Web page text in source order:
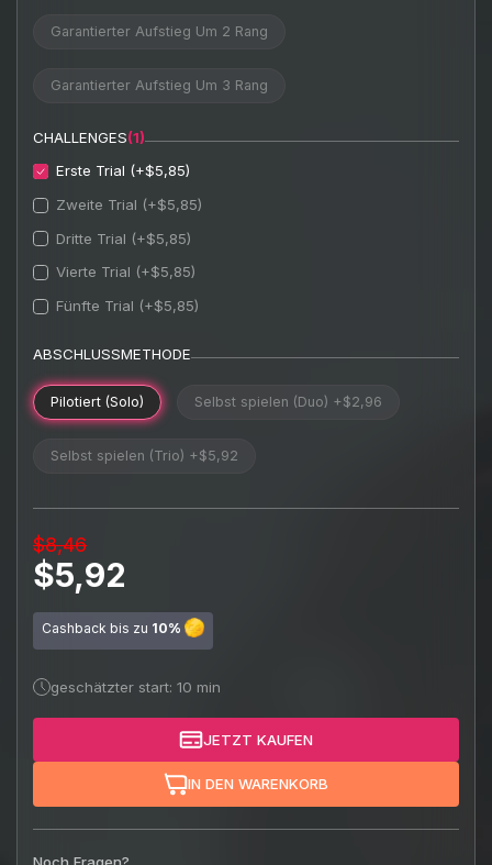
Garantierter Aufstieg Um 2 Rang
Garantierter Aufstieg Um 3 Rang
CHALLENGES(1)
Erste Trial (+$5,85)
Zweite Trial (+$5,85)
Dritte Trial (+$5,85)
Vierte Trial (+$5,85)
Fünfte Trial (+$5,85)
ABSCHLUSSMETHODE
Pilotiert (Solo) Selbst spielen (Duo) +$2,96
Selbst spielen (Trio) +$5,92
$8,46
$5,92
Cashback bis zu 10%
geschätzter start: 10 min
JETZT KAUFEN
IN DEN WARENKORB